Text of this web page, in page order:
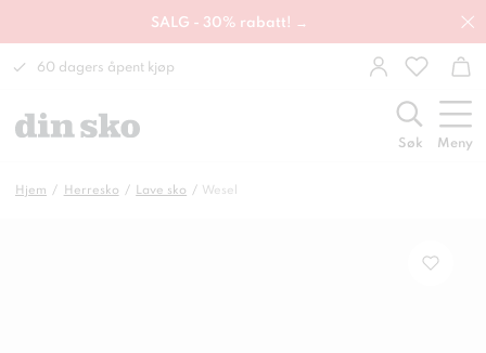
SALG - 30% rabatt! →
60 dagers åpent kjøp
Søk Meny
Hjem Herresko Lave sko Wesel